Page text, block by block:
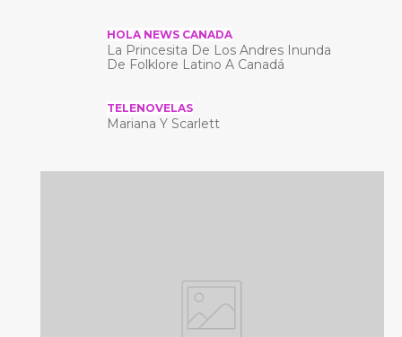
HOLA NEWS CANADA
La Princesita De Los Andres Inunda
De Folklore Latino A Canadá
TELENOVELAS
Mariana Y Scarlett